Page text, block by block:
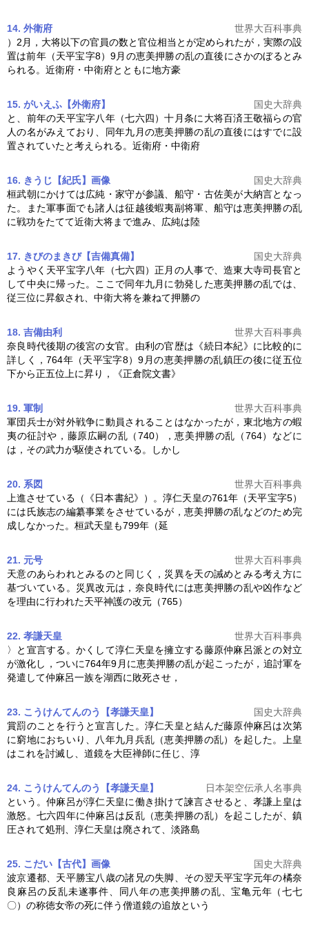
14. 外衛府
世界大百科事典
）2月，大将以下の官員の数と官位相当とが定められたが，実際の設
置は前年（天平宝字8）9月の恵美押勝の乱の直後にさかのぼるとみ
られる。近衛府・中衛府とともに地方豪
15. がいえふ【外衛府】
国史大辞典
と、前年の天平宝字八年（七六四）十月条に大将百済王敬福らの官
人の名がみえており、同年九月の恵美押勝の乱の直後にはすでに設
置されていたと考えられる。近衛府・中衛府
16. きうじ【紀氏】 画像
国史大辞典
桓武朝にかけては広純・家守が参議、船守・古佐美が大納言となっ
た。また軍事面でも諸人は征越後蝦夷副将軍、船守は恵美押勝の乱
に戦功をたてて近衛大将まで進み、広純は陸
17. きびのまきび【吉備真備】
国史大辞典
ようやく天平宝字八年（七六四）正月の人事で、造東大寺司長官と
して中央に帰った。ここで同年九月に勃発した恵美押勝の乱では、
従三位に昇叙され、中衛大将を兼ねて押勝の
18. 吉備由利
世界大百科事典
奈良時代後期の後宮の女官。由利の官歴は《続日本紀》に比較的に
詳しく，764年（天平宝字8）9月の恵美押勝の乱鎮圧の後に従五位
下から正五位上に昇り，《正倉院文書》
19. 軍制
世界大百科事典
軍団兵士が対外戦争に動員されることはなかったが，東北地方の蝦
夷の征討や，藤原広嗣の乱（740），恵美押勝の乱 （764）などに
は，その武力が駆使されている。しかし
20. 系図
世界大百科事典
上進させている（《日本書紀》）。淳仁天皇の761年（天平宝字5）
には氏族志の編纂事業をさせているが， 恵美押勝の乱などのため完
成しなかった。桓武天皇も799年（延
21. 元号
世界大百科事典
天意のあらわれとみるのと同じく，災異を天の誡めとみる考え方に
基づいている。災異改元は，奈良時代には恵美押勝の乱や凶作など
を理由に行われた天平神護の改元（765）
22. 孝謙天皇
世界大百科事典
〉と宣言する。かくして淳仁天皇を擁立する藤原仲麻呂派との対立
が激化し，ついに764年9月に恵美押勝の乱が起こったが，追討軍を
発遣して仲麻呂一族を湖西に敗死させ，
23. こうけんてんのう【孝謙天皇】
国史大辞典
賞罰のことを行うと宣言した。淳仁天皇と結んだ藤原仲麻呂は次第
に窮地におちいり、八年九月兵乱（恵美押勝の乱）を起した。上皇
はこれを討滅し、道鏡を大臣禅師に任じ、淳
24. こうけんてんのう【孝謙天皇】
日本架空伝承人名事典
という。仲麻呂が淳仁天皇に働き掛けて諫言させると、孝謙上皇は
激怒。七六四年に仲麻呂は反乱（恵美押勝の乱）を起こしたが、鎮
圧されて処刑、淳仁天皇は廃されて、淡路島
25. こだい【古代】 画像
国史大辞典
波京遷都、天平勝宝八歳の諸兄の失脚、その翌天平宝字元年の橘奈
良麻呂の反乱未遂事件、同八年の恵美押勝の乱 、宝亀元年（七七
〇）の称徳女帝の死に伴う僧道鏡の追放という